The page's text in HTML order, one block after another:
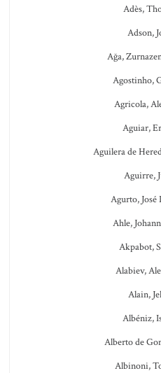
Adès,
Adson,
Ağa,
Agostinho,
Agricola,
Aguiar,
Aguilera de
Aguirre,
Agurto, José
Ahle,
Akpabot,
Alabiev,
Alain,
Albéniz,
Alberto de
Albinoni,